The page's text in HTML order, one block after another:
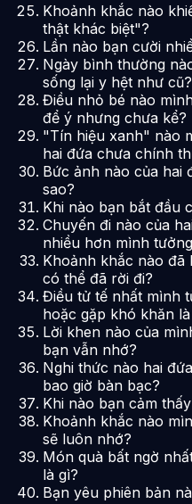
Khoảnh khắc nào
thật khác biệt"?
Lần nào bạn cười
Ngày bình thường
sống lại y hệt như cũ?
Điều nhỏ bé nào
để ý nhưng chưa kể?
"Tín hiệu xanh" nào
hai đứa chưa chính
Bức ảnh nào của hai
sao?
Khi nào bạn bắt đầu
Chuyến đi nào của
nhiều hơn mình
Khoảnh khắc nào đã
có thể đã rời đi?
Điều tử tế nhất mình
hoặc gặp khó khăn là
Lời khen nào của
bạn vẫn nhớ?
Nghi thức nào hai
bao giờ bàn bạc?
Khi nào bạn cảm
Khoảnh khắc nào
sẽ luôn nhớ?
Món quà bất ngờ
là gì?
Bạn yêu phiên bản